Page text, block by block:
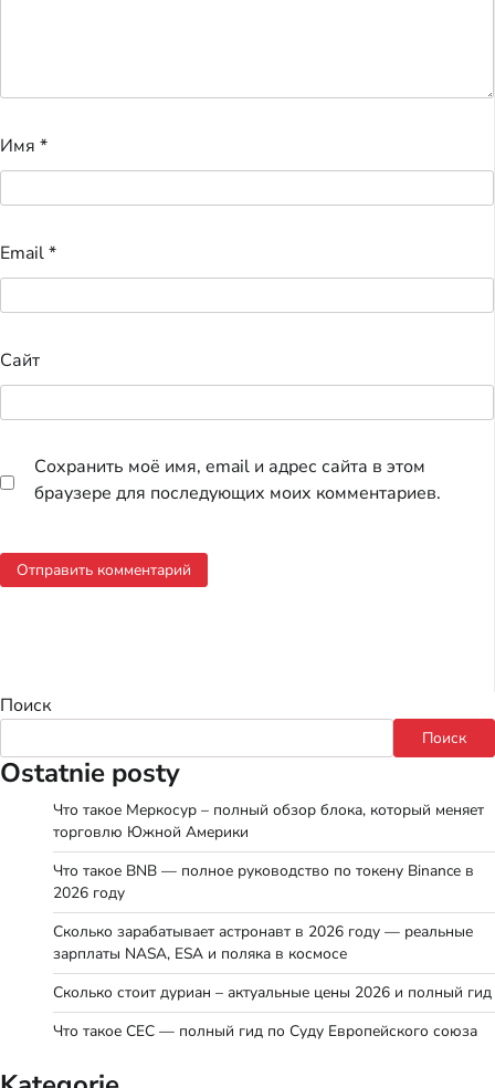
Имя *
Email*
Сайт
Сохранить моё имя, email и адрес сайта в этом
браузере для последующих моих комментариев.
Поиск
Поиск
Ostatnie posty
Что такое Меркосур – полный обзор блока, который меняет
торговлю Южной Америки
Что такое BNB — полное руководство по токену Binance в
2026 году
Сколько зарабатывает астронавт в 2026 году — реальные
зарплаты NASA, ESA и поляка в космосе
Сколько стоит дуриан – актуальные цены 2026 и полный гид
Что такое СЕС — полный гид по Суду Европейского союза